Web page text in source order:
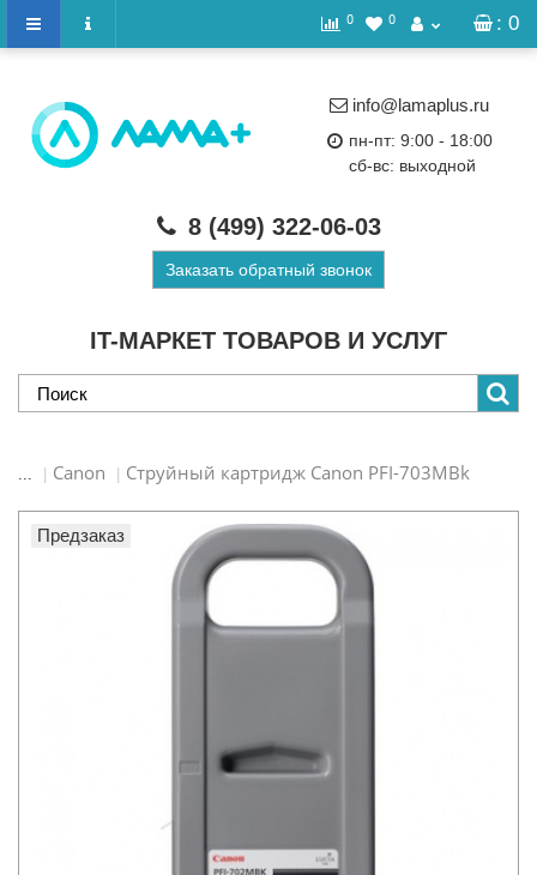
: 0
0 0
IT-МАРКЕТ ТОВАРОВ И УСЛУГ
info@lamaplus.ru
пн-пт: 9:00 - 18:00
сб-вс: выходной
8 (499) 322-06-03
Заказать обратный звонок
... Canon Струйный картридж Canon PFI-703MBk
Предзаказ